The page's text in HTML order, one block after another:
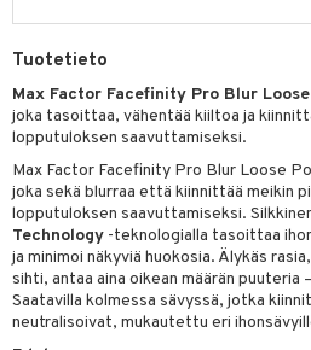
Tuotetieto
Max Factor Facefinity Pro Blur
joka tasoittaa, vähentää kiiltoa ja
lopputuloksen saavuttamiseksi.
Max Factor Facefinity Pro Blur Loose
joka sekä blurraa että kiinnittää meikin
lopputuloksen saavuttamiseksi.
Technology -teknologialla tasoittaa
ja minimoi näkyviä huokosia. Älykäs
sihti, antaa aina oikean määrän
Saatavilla kolmessa sävyssä, jotka
neutralisoivat, mukautettu eri
Happy For Men
& Soujaus
& Ihonpuhdistus